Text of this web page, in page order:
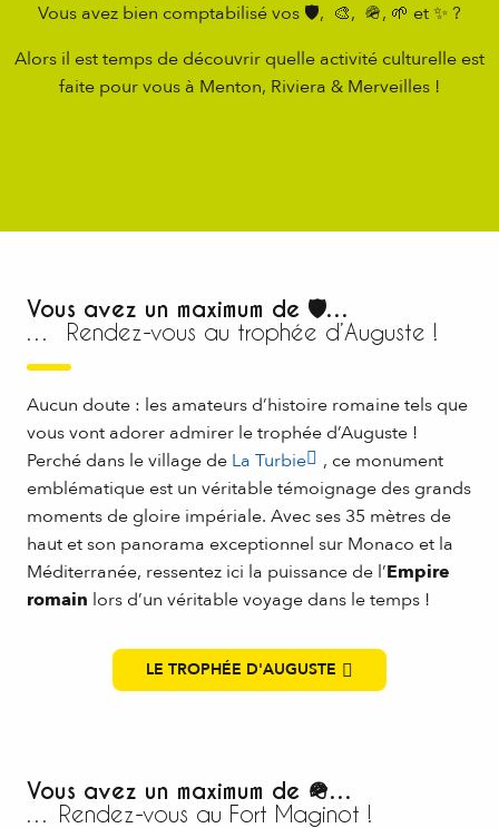
Vous avez bien comptabilisé vos 🛡, 🎨, 🪖, 🌱 et ✨ ?
Alors il est temps de découvrir quelle activité culturelle est
faite pour vous à Menton, Riviera & Merveilles !
Vous avez un maximum de 🛡…
… Rendez-vous au trophée d’Auguste !
Aucun doute : les amateurs d’histoire romaine tels que
vous vont adorer admirer le trophée d’Auguste !
Perché dans le village de La Turbie
, ce monument
emblématique est un véritable témoignage des grands
moments de gloire impériale. Avec ses 35 mètres de
haut et son panorama exceptionnel sur Monaco et la
Méditerranée, ressentez ici la puissance de l’Empire
romain lors d’un véritable voyage dans le temps !
LE TROPHÉE D'AUGUSTE
Vous avez un maximum de 🪖…
… Rendez-vous au Fort Maginot !